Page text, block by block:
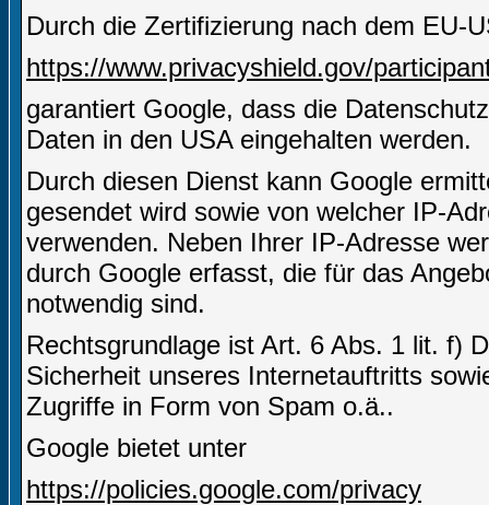
Durch die Zertifizierung nach dem EU-
https://www.privacyshield.gov/
garantiert Google, dass die
Daten in den USA eingehalten werden.
Durch diesen Dienst kann Google
gesendet wird sowie von welcher IP-
verwenden. Neben Ihrer IP-Adresse
durch Google erfasst, die für das
notwendig sind.
Rechtsgrundlage ist Art. 6 Abs. 1 lit. f)
Sicherheit unseres Internetauftritts
Zugriffe in Form von Spam o.ä..
Google bietet unter
https://policies.google.com/privacy